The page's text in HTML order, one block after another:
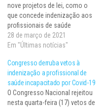
nove projetos de lei, como o
que concede indenização aos
profissionais de saúde
tornados incapacitados para o
trabalho pela Covid-19, e a
Todos os vetos foram
rejeitados em uma única
votação (439 contra e 19) na
Câmara…
28 de março de 2021
Em "Últimas notícias"
Congresso derruba vetos à
indenização a profissional de
saúde incapacitado por Covid-19
O Congresso Nacional rejeitou
nesta quarta-feira (17) vetos de